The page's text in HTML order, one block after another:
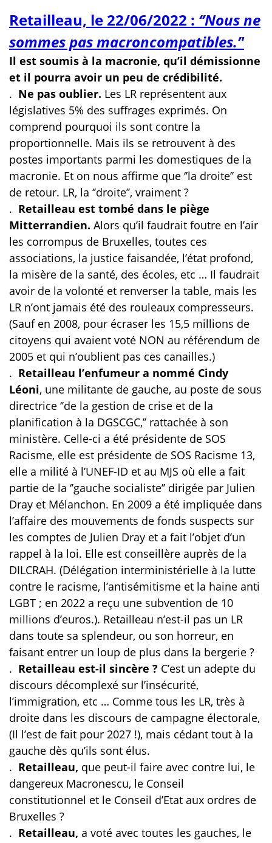
Retailleau, le 22/06/2022 : ‘’Nous ne
sommes pas macroncompatibles.’'
Il est soumis à la macronie, qu’il démissionne
et il pourra avoir un peu de crédibilité.
. Ne pas oublier. Les LR représentent aux
législatives 5% des suffrages exprimés. On
comprend pourquoi ils sont contre la
proportionnelle. Mais ils se retrouvent à des
postes importants parmi les domestiques de la
macronie. Et on nous affirme que ‘’la droite’’ est
de retour. LR, la ‘’droite’’, vraiment ?
. Retailleau est tombé dans le piège
Mitterrandien. Alors qu’il faudrait foutre en l’air
les corrompus de Bruxelles, toutes ces
associations, la justice faisandée, l’état profond,
la misère de la santé, des écoles, etc … Il faudrait
avoir de la volonté et renverser la table, mais les
LR n’ont jamais été des rouleaux compresseurs.
(Sauf en 2008, pour écraser les 15,5 millions de
citoyens qui avaient voté NON au référendum de
2005 et qui n’oublient pas ces canailles.)
. Retailleau l’enfumeur a nommé Cindy
Léoni, une militante de gauche, au poste de sous
directrice ‘’de la gestion de crise et de la
planification à la DGSCGC,’’ rattachée à son
ministère. Celle-ci a été présidente de SOS
Racisme, elle est présidente de SOS Racisme 13,
elle a milité à l’UNEF-ID et au MJS où elle a fait
partie de la ‘’gauche socialiste’’ dirigée par Julien
Dray et Mélanchon. En 2009 a été impliquée dans
l’affaire des mouvements de fonds suspects sur
les comptes de Julien Dray et a fait l’objet d’un
rappel à la loi. Elle est conseillère auprès de la
DILCRAH. (Délégation interministérielle à la lutte
contre le racisme, l’antisémitisme et la haine anti
LGBT ; en 2022 a reçu une subvention de 10
millions d’euros.). Retailleau n’est-il pas un LR
dans toute sa splendeur, ou son horreur, en
faisant entrer un loup de plus dans la bergerie ?
. Retailleau est-il sincère ? C’est un adepte du
discours décomplexé sur l’insécurité,
l’immigration, etc … Comme tous les LR, très à
droite dans les discours de campagne électorale,
(Il l’est de fait pour 2027 !), mais cédant tout à la
gauche dès qu’ils sont élus.
. Retailleau, que peut-il faire avec contre lui, le
dangereux Macronescu, le Conseil
constitutionnel et le Conseil d’Etat aux ordres de
Bruxelles ?
. Retailleau, a voté avec toutes les gauches, le